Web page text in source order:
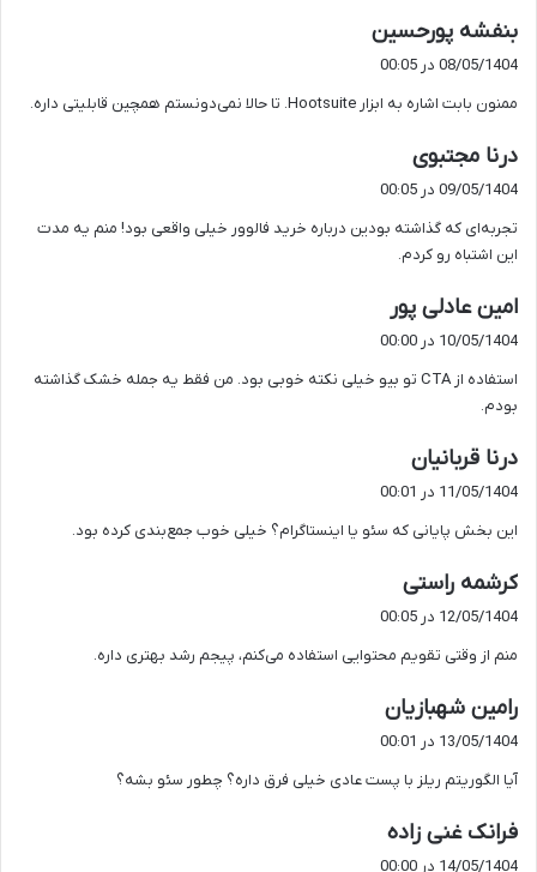
بنفشه پورحسین
:
08/05/1404 در 00:05
ممنون بابت اشاره به ابزار Hootsuite. تا حالا نمی‌دونستم همچین قابلیتی داره.
درنا مجتبوی
ف
:
09/05/1404 در 00:05
تجربه‌ای که گذاشته بودین درباره خرید فالوور خیلی واقعی بود! منم یه مدت
این اشتباه رو کردم.
امین عادلی پور
ف
:
10/05/1404 در 00:00
استفاده از CTA تو بیو خیلی نکته خوبی بود. من فقط یه جمله خشک گذاشته
بودم.
درنا قربانیان
ف
11/05/1404 در 00:01
این بخش پایانی که سئو یا اینستاگرام؟ خیلی خوب جمع‌بندی کرده بود.
کرشمه راستی
ف
:
12/05/1404 در 00:05
منم از وقتی تقویم محتوایی استفاده می‌کنم، پیجم رشد بهتری داره.
رامین شهبازیان
ف
:
13/05/1404 در 00:01
آیا الگوریتم ریلز با پست عادی خیلی فرق داره؟ چطور سئو بشه؟
فرانک غنی زاده
ف
14/05/1404 در 00:00